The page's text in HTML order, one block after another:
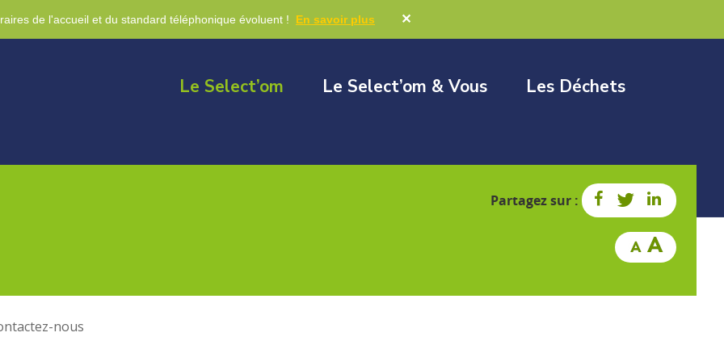
de l'accueil et du standard téléphonique évoluent ! En savoir plus ✕
Le Select’om Le Select’om & Vous Les Déchets
Partagez sur :
nous